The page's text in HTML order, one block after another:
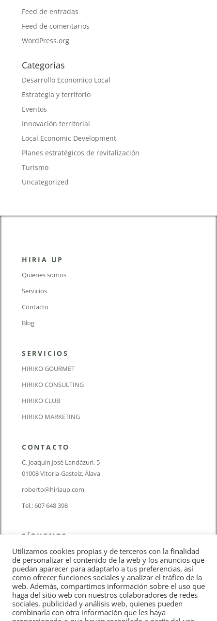
Feed de entradas
Feed de comentarios
WordPress.org
Categorías
Desarrollo Economico Local
Estrategia y territorio
Eventos
Innovación territorial
Local Economic Development
Planes estratégicos de revitalización
Turismo
Uncategorized
HIRIA UP
Quienes somos
Servicios
Contacto
Blog
SERVICIOS
HIRIKO GOURMET
HIRIKO CONSULTING
HIRIKO CLUB
HIRIKO MARKETING
CONTACTO
C. Joaquín José Landázuri, 5
01008 Vitoria-Gasteiz, Álava
roberto@hiriaup.com
Tel.: 607 648 398
SÍGUENOS
Aviso Legal
Utilizamos cookies propias y de terceros con la finalidad
de personalizar el contenido de la web y los anuncios que
puedan aparecer para adaptarlo a tus preferencias, así
como ofrecer funciones sociales y analizar el tráfico de la
web. Además, compartimos información sobre el uso que
haga del sitio web con nuestros colaboradores de redes
sociales, publicidad y análisis web, quienes pueden
combinarla con otra información que les haya